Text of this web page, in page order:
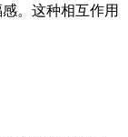
。这种相互作用